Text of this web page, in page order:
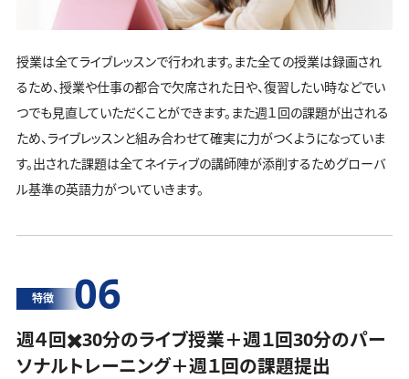
授業は全てライブレッスンで行われます。また全ての授業は録画され
るため、授業や仕事の都合で欠席された日や、復習したい時などでい
つでも見直していただくことができます。また週１回の課題が出される
ため、ライブレッスンと組み合わせて確実に力がつくようになっていま
す。出された課題は全てネイティブの講師陣が添削するためグローバ
ル基準の英語力がついていきます。
特徴 06
週４回✖️30分のライブ授業＋週１回30分のパー
ソナルトレーニング＋週１回の課題提出